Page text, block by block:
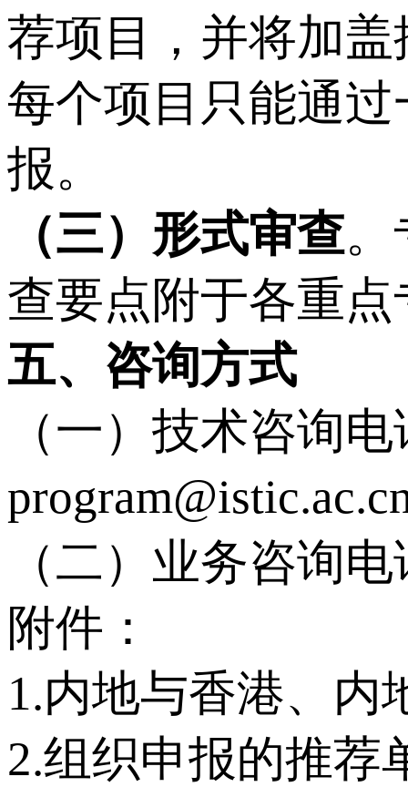
荐项目，并将加
每个项目只能通
报。
（三）形式审查
查要点附于各重
五、咨询方式
（一）技术咨询
（二）业务咨询
附件：
1.内地与香港、内
2.组织申报的推荐